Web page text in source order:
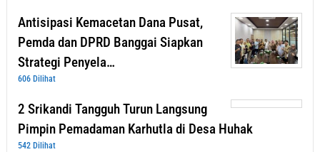
Antisipasi Kemacetan Dana Pusat,
Pemda dan DPRD Banggai Siapkan
Strategi Penyela…
606 Dilihat
2 Srikandi Tangguh Turun Langsung
Pimpin Pemadaman Karhutla di Desa Huhak
542 Dilihat